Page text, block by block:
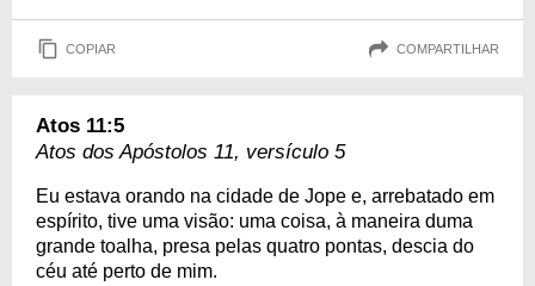
COPIAR COMPARTILHAR
Atos 11:5
Atos dos Apóstolos 11, versículo 5
Eu estava orando na cidade de Jope e, arrebatado em
espírito, tive uma visão: uma coisa, à maneira duma
grande toalha, presa pelas quatro pontas, descia do
céu até perto de mim.